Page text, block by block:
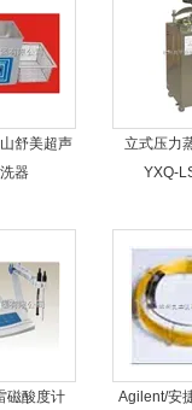
舒美超声
器
立式压力
YXQ-
磁酸度计
Agilent/安